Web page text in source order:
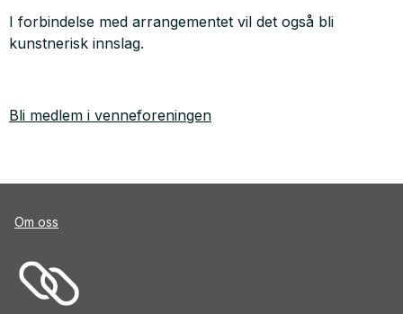
I forbindelse med arrangementet vil det også bli
kunstnerisk innslag.
Bli medlem i venneforeningen
Om oss